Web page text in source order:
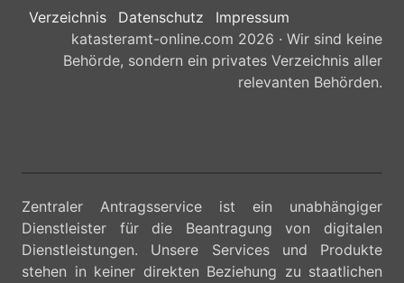
Verzeichnis Datenschutz
Impressum
katasteramt-online.com 2026 · Wir sind keine
Behörde, sondern ein privates Verzeichnis aller
relevanten Behörden.
Zentraler Antragsservice ist ein unabhängiger
Dienstleister für die Beantragung von digitalen
Dienstleistungen. Unsere Services und Produkte
stehen in keiner direkten Beziehung zu staatlichen